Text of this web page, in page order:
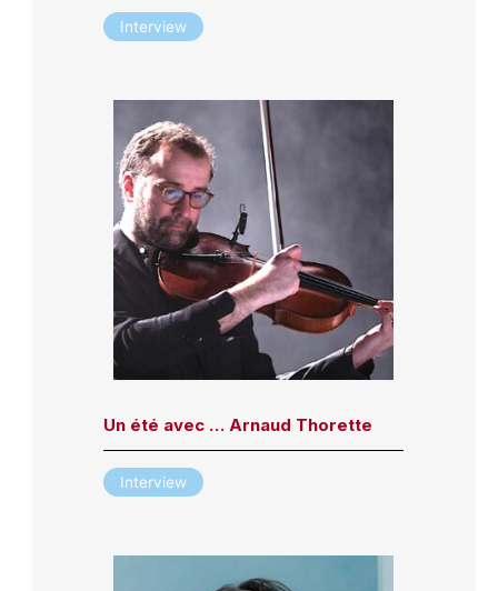
Interview
Un été avec … Arnaud Thorette
Interview